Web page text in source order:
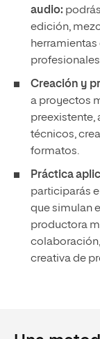
audio:
edición,
Creación y
a proyectos
preexistente,
técnicos,
formatos.
Práctica
participarás
que simulan
productora
creativa de